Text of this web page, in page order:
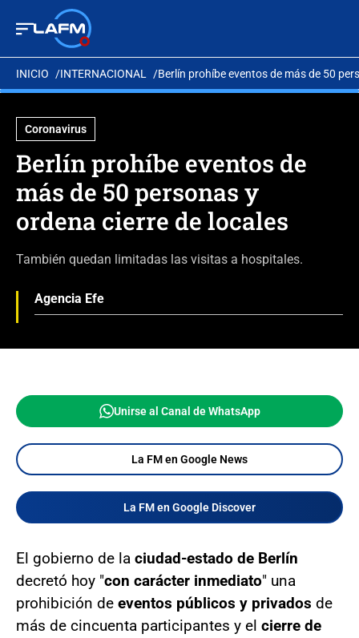
INICIO INTERNACIONAL Berlín prohíbe eventos de más de 50
Coronavirus
Berlín prohíbe eventos de
más de 50 personas y
ordena cierre de locales
También quedan limitadas las visitas a hospitales.
Agencia Efe
Unirse al Canal de WhatsApp
La FM en Google News
La FM en Google Discover
El gobierno de la ciudad-estado de Berlín
decretó hoy "con carácter inmediato" una
prohibición de eventos públicos y privados de
más de cincuenta participantes y el cierre de